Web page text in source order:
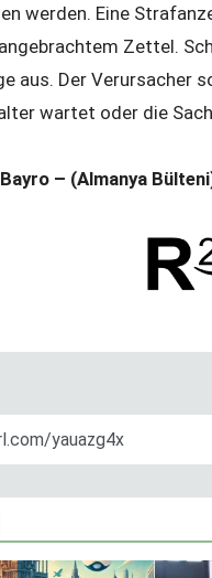
werden. Eine
Zettel.
aus. Der Verursacher
wartet oder die
– (Almanya
Kündigung
Corona-Krise?
Hiçbir şey